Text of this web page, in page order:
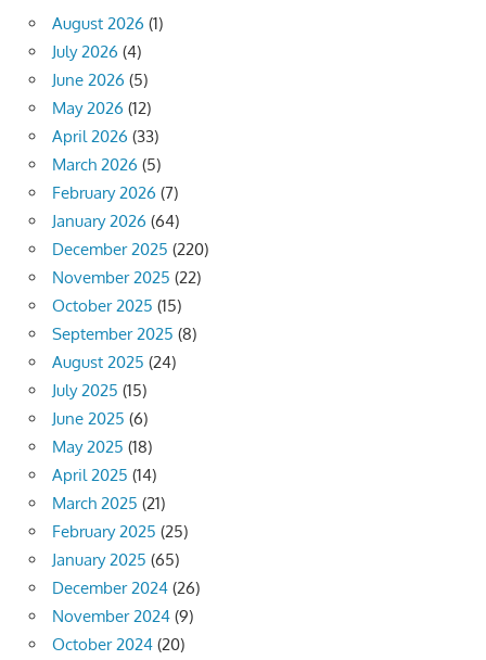
August 2026 (1)
July 2026 (4)
June 2026 (5)
May 2026 (12)
April 2026 (33)
March 2026 (5)
February 2026 (7)
January 2026 (64)
December 2025 (220)
November 2025 (22)
October 2025 (15)
September 2025 (8)
August 2025 (24)
July 2025 (15)
June 2025 (6)
May 2025 (18)
April 2025 (14)
March 2025 (21)
February 2025 (25)
January 2025 (65)
December 2024 (26)
November 2024 (9)
October 2024 (20)